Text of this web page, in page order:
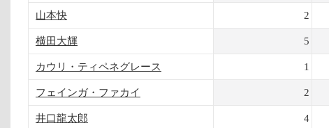
山本快 2
横田大輝 5
カウリ・ティペネグレース 1
フェインガ・ファカイ 2
井口龍太郎 4